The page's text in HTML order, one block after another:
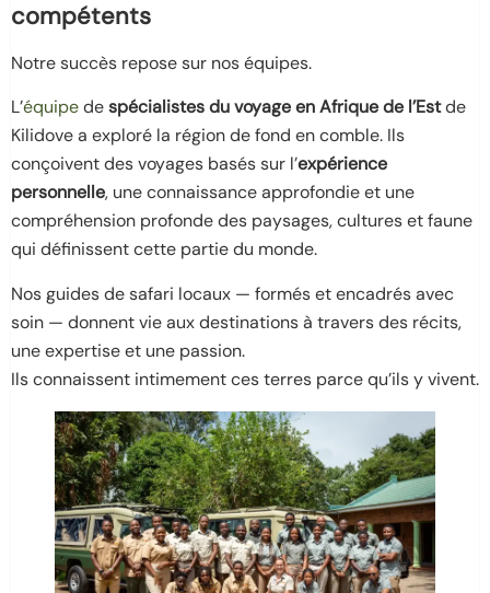
compétents
Notre succès repose sur nos équipes.
L’équipedespécialistes du voyage en Afrique de l’Estde
Kilidove a exploré la région de fond en comble. Ils
conçoivent des voyages basés sur l’expérience
personnelle, une connaissance approfondie et une
compréhension profonde des paysages, cultures et faune
qui définissent cette partie du monde.
Nos guides de safari locaux — formés et encadrés avec
soin — donnent vie aux destinations à travers des récits,
une expertise et une passion.
Ils connaissent intimement ces terres parce qu’ils y vivent.